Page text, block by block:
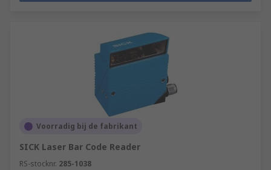
Voorradig bij de fabrikant
SICK Laser Bar Code Reader
RS-stocknr. 285-1038